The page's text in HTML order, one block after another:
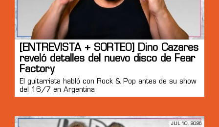
[ENTREVISTA + SORTEO] Dino Cazares
reveló detalles del nuevo disco de Fear
Factory
El guitarrista habló con Rock & Pop antes de su show
del 16/7 en Argentina
JUL 10, 2026